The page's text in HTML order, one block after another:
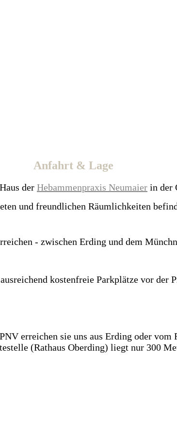
Anfahrt & Lage
der Hebammenpraxis Neumaier in der
und freundlichen Räumlichkeiten
- zwischen Erding und dem
kostenfreie Parkplätze vor der
erreichen sie uns aus Erding oder vom
(Rathaus Oberding) liegt nur 300